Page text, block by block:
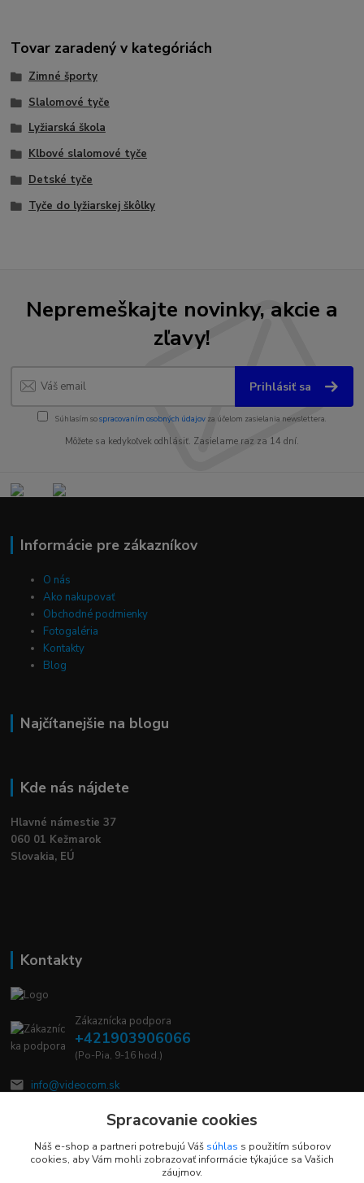
Tovar zaradený v kategóriách
Zimné športy
Slalomové tyče
Lyžiarská škola
Klbové slalomové tyče
Detské tyče
Tyče do lyžiarskej škôlky
Nepremeškajte novinky, akcie a
zľavy!
Prihlásiť sa
Súhlasím sospracovaním osobných údajov za účelom zasielania newslettera.
Môžete sa kedykoľvek odhlásiť. Zasielame raz za 14 dní.
Informácie pre zákazníkov
O nás
Ako nakupovať
Obchodné podmienky
Fotogaléria
Kontakty
Blog
Najčítanejšie na blogu
Kde nás nájdete
Hlavné námestie 37
060 01 Kežmarok
Slovakia, EÚ
Kontakty
Zákaznícka podpora
+421903906066
(Po-Pia, 9-16 hod.)
info@videocom.sk
Spracovanie cookies
Náš e-shop a partneri potrebujú Váš súhlas s použitím súborov
cookies, aby Vám mohli zobrazovať informácie týkajúce sa Vašich
záujmov.